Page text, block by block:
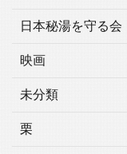
日本秘湯を守る会
映画
未分類
栗